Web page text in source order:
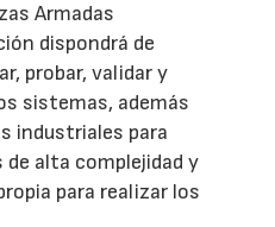
Armadas
dispondrá de
probar, validar y
sistemas, además
industriales para
alta complejidad y
para realizar los